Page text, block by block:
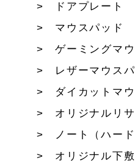
ドアプレート
マウスパッド
ゲーミングマ
レザーマウス
ダイカットマ
オリジナルリ
ノート（ハー
オリジナル下